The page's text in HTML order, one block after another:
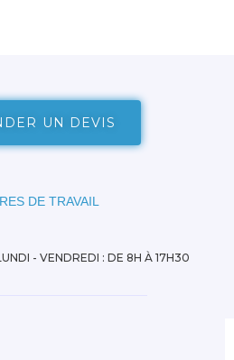
UN DEVIS
DE TRAVAIL
- VENDREDI : DE 8H À 17H30